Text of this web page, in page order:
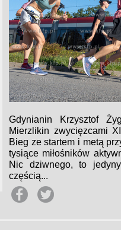
Gdynianin Krzysztof
Mierzlikin zwycięzcami
Bieg ze startem i metą
tysiące miłośników
Nic dziwnego, to
częścią...